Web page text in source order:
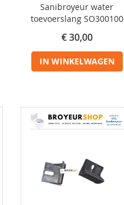
Sanibroyeur water
toevoerslang SO300100
€ 30,00
IN WINKELWAGEN